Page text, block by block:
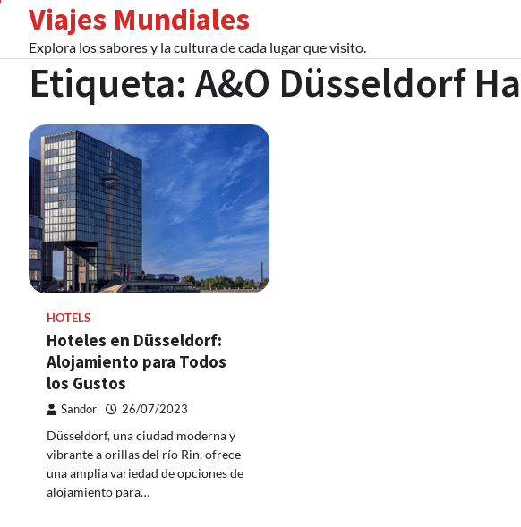
content
Viajes Mundiales
Explora los sabores y la cultura de cada lugar que visito.
Etiqueta: A&O Düsseldorf
HOTELS
Hoteles en Düsseldorf:
Alojamiento para Todos
los Gustos
Sandor 26/07/2023
Düsseldorf, una ciudad moderna y
vibrante a orillas del río Rin, ofrece
una amplia variedad de opciones de
alojamiento para…